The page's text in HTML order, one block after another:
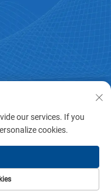
our services. If you
cookies.